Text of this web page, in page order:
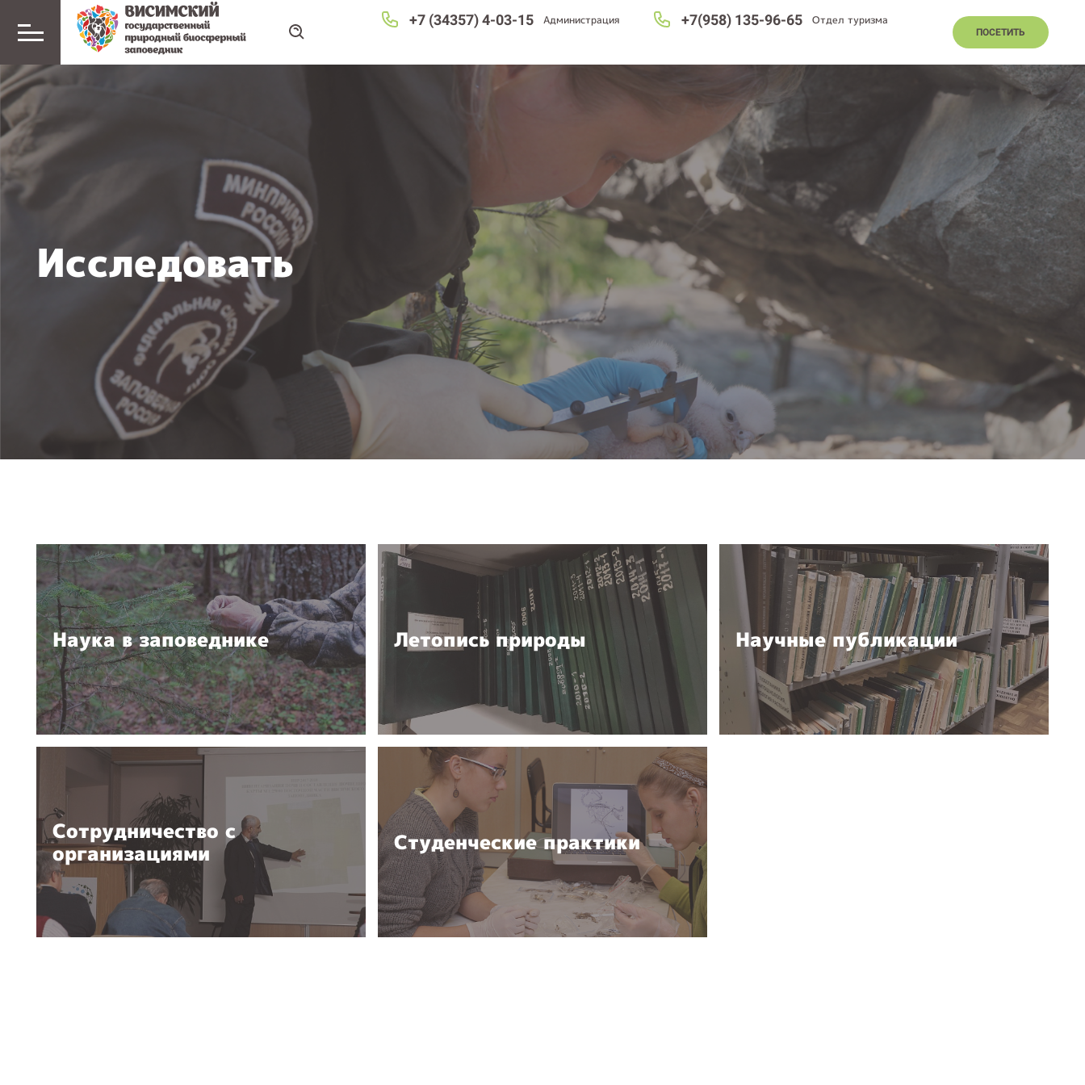
ПОСЕТИТЬ
Отдел туризма
+7(958) 135-96-65
Администрация
+7 (34357) 4-03-15
Исследовать
Наука в заповеднике Летопись природы Научные публикации
Сотрудничество с
организациями
Студенческие практики